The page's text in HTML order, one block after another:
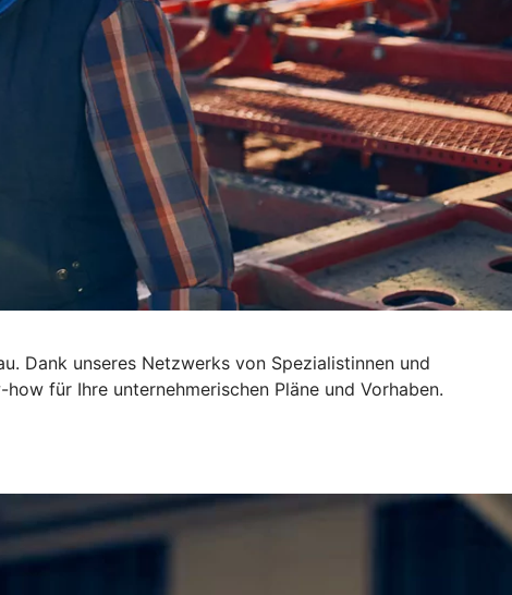
Dank unseres Netzwerks von Spezialistinnen und
für Ihre unternehmerischen Pläne und Vorhaben.